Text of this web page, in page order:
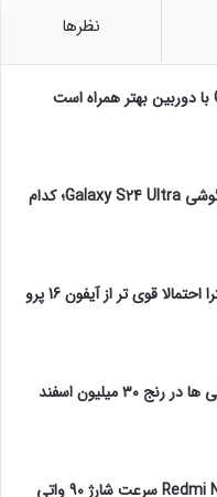
نظرها
بررسی رنگ بندی گوشی Galaxy S24 Ultra؛ کدام
گلکسی اس 25 اولترا احتمالا قوی تر از آیفون 16 پرو
معرفی بهترین گوشی ها در رنج ۳۰ میلیون اسفند
گوشی Redmi Note 14 Pro سرعت شارژ 90 واتی